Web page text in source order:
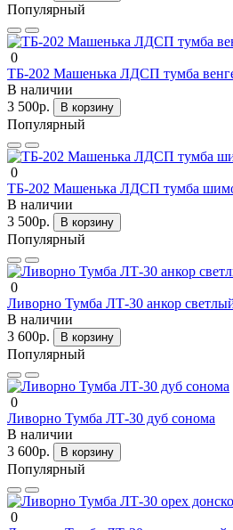
Популярный
0
ТБ-202 Машенька ЛДСП тумба
В наличии
3 500р.
В корзину
Популярный
0
ТБ-202 Машенька ЛДСП тумба
В наличии
3 500р.
В корзину
Популярный
0
Ливорно Тумба ЛТ-30 анкор
В наличии
3 600р.
В корзину
Популярный
0
Ливорно Тумба ЛТ-30 дуб сонома
В наличии
3 600р.
В корзину
Популярный
0